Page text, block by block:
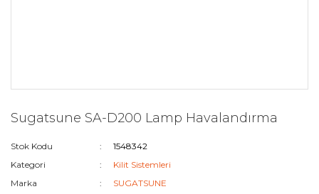
Sugatsune SA-D200 Lamp Havalandırma
Stok Kodu
1548342
Kategori
Kilit Sistemleri
Marka
SUGATSUNE